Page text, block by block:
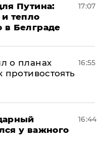
Путина:
тепло
в Белграде
17:07
о планах
16:55
у важного
16:44